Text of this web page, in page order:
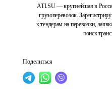
ATI.SU — крупнейшая в
грузоперевозок.
к тендерам на перевозки,
поиск
Поделиться